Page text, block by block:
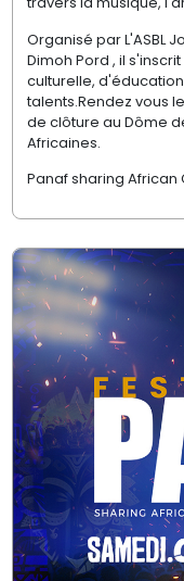
Organisé par L'ASBL
Dimoh Pord , il
culturelle,
talents.Rendez vous
de clôture au Dôme
Africaines.
Panaf sharing African